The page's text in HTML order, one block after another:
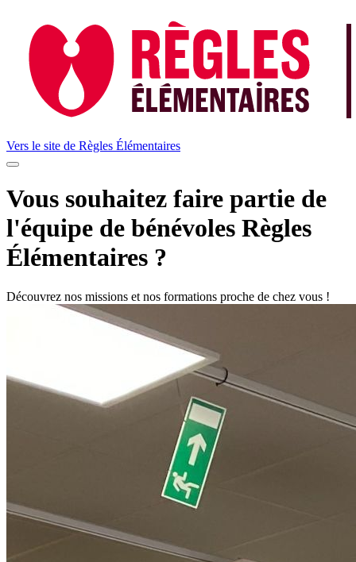
Vers le site de Règles Élémentaires
Vous souhaitez faire partie de
l'équipe de bénévoles Règles
Élémentaires ?
Découvrez nos missions et nos formations proche de chez vous !